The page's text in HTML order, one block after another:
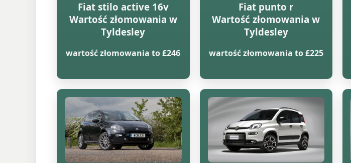
Fiat stilo active 16v
Wartość złomowania w
Tyldesley
wartość złomowania to £246
Fiat punto r
Wartość złomowania w
Tyldesley
wartość złomowania to £225